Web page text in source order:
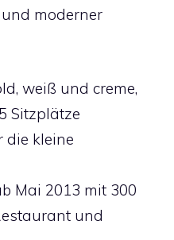
moderner
weiß und creme,
Sitzplätze
kleine
Mai 2013 mit 300
und